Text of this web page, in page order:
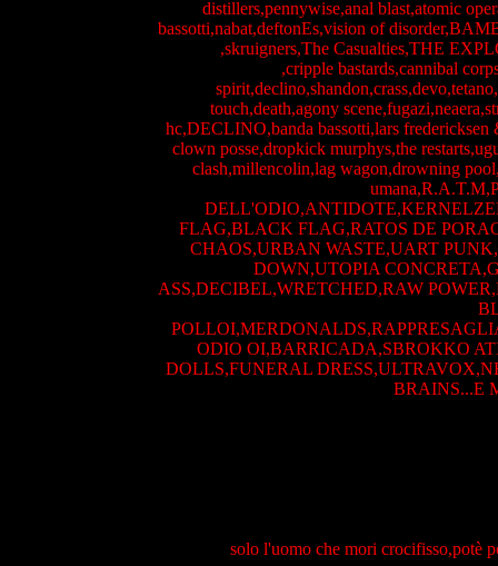
distillers,pennywise,anal blast,atomic
bassotti,nabat,deftonEs,vision of
,skruigners,The Casualties,THE
,cripple bastards,cannibal
touch,death,agony
hc,DECLINO,banda bassotti,lars fredericksen
clown posse,dropkick murphys,the
clash,millencolin,lag wagon,drowning
FLAG,BLACK FLAG,RATOS DE
CHAOS,URBAN WASTE,UART
DOWN,UTOPIA
ASS,DECIBEL,WRETCHED,RAW
ODIO OI,BARRICADA,SBROKKO
DOLLS,FUNERAL
BRAINS...E
solo l'uomo che mori crocifisso,potè